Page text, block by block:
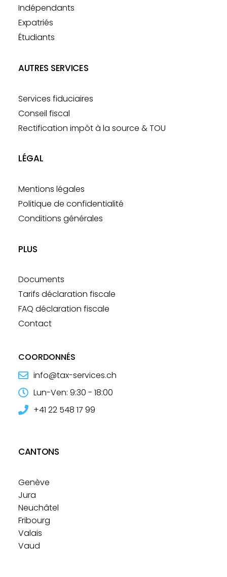
Indépendants
Expatriés
Étudiants
AUTRES SERVICES
Services fiduciaires
Conseil fiscal
Rectification impôt à la source & TOU
LÉGAL
Mentions légales
Politique de confidentialité
Conditions générales
PLUS
Documents
Tarifs déclaration fiscale
FAQ déclaration fiscale
Contact
COORDONNÉS
info@tax-services.ch
Lun-Ven: 9:30 - 18:00​
+41 22 548 17 99
CANTONS
Genève
Jura
Neuchâtel
Fribourg
Valais
Vaud